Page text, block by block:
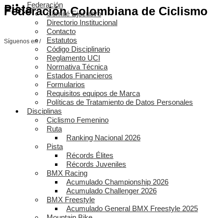
Federación Colombiana de Ciclismo
Pista
Síguenos en /
Federación
Comité Ejecutivo
Directorio Institucional
Contacto
Estatutos
Código Disciplinario
Reglamento UCI
Normativa Técnica
Estados Financieros
Formularios
Requisitos equipos de Marca
Políticas de Tratamiento de Datos Personales
Disciplinas
Ciclismo Femenino
Ruta
Ranking Nacional 2026
Pista
Récords Élites
Récords Juveniles
BMX Racing
Acumulado Championship 2026
Acumulado Challenger 2026
BMX Freestyle
Acumulado General BMX Freestyle 2025